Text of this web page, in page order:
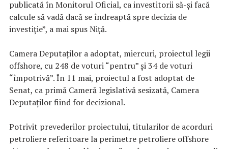
publicată în Monitorul Oficial, ca investitorii să-şi facă
calcule să vadă dacă se îndreaptă spre decizia de
investiţie”, a mai spus Niţă.
Camera Deputaţilor a adoptat, miercuri, proiectul legii
offshore, cu 248 de voturi “pentru” şi 34 de voturi
“împotrivă”. În 11 mai, proiectul a fost adoptat de
Senat, ca primă Cameră legislativă sesizată, Camera
Deputaţilor fiind for decizional.
Potrivit prevederilor proiectului, titularilor de acorduri
petroliere referitoare la perimetre petroliere offshore